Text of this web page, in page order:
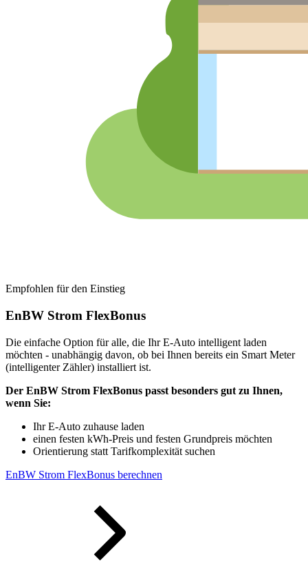
Empfohlen für den Einstieg
EnBW Strom FlexBonus
Die einfache Option für alle, die Ihr E-Auto intelligent laden
möchten - unabhängig davon, ob bei Ihnen bereits ein Smart Meter
(intelligenter Zähler) installiert ist.
Der EnBW Strom FlexBonus passt besonders gut zu Ihnen,
wenn Sie:
Ihr E-Auto zuhause laden
einen festen kWh-Preis und festen Grundpreis möchten
Orientierung statt Tarifkomplexität suchen
EnBW Strom FlexBonus berechnen